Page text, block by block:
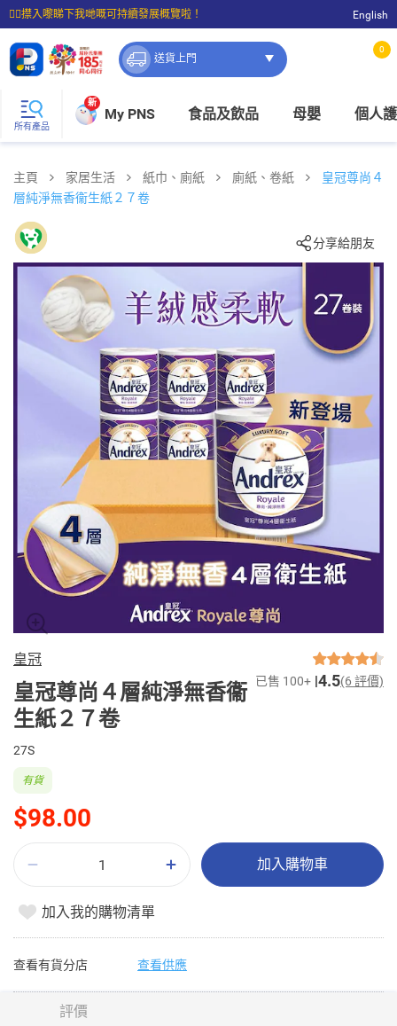
☝🏼㩒入嚟睇下我哋嘅可持續發展概覽啦！
⭐購物滿$399即享免費送貨；滿$100即可免費店取。
English
送貨上門
0
所有產品
新
My PNS 食品及飲品 母嬰 個人
主頁 家居生活 紙巾、廁紙 廁紙、卷紙
皇冠尊尚４
層純淨無香衞生紙２７卷
分享給朋友
皇冠
皇冠尊尚４層純淨無香衞
生紙２７卷
已售 100+ 4.5(6 評價)
27S
$98.00
有貨
加入購物車
加入我的購物清單
查看有貨分店 查看供應
評價